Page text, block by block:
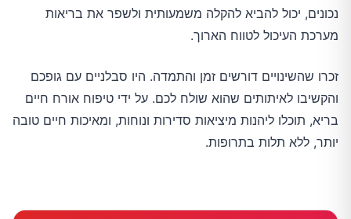
נכונים, יכול להביא להקלה משמעותית ולשפר את בריאות
מערכת העיכול לטווח הארוך.
זכרו שהשינויים דורשים זמן והתמדה. היו סבלניים עם גופכם
והקשיבו לאיתותים שהוא שולח לכם. על ידי טיפוח אורח חיים
בריא, תוכלו ליהנות מיציאות סדירות ונוחות, ומאיכות חיים טובה
יותר, ללא תלות בתרופות.